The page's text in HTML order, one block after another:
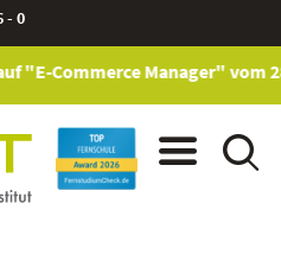
- 0
"E-Commerce Manager" vom